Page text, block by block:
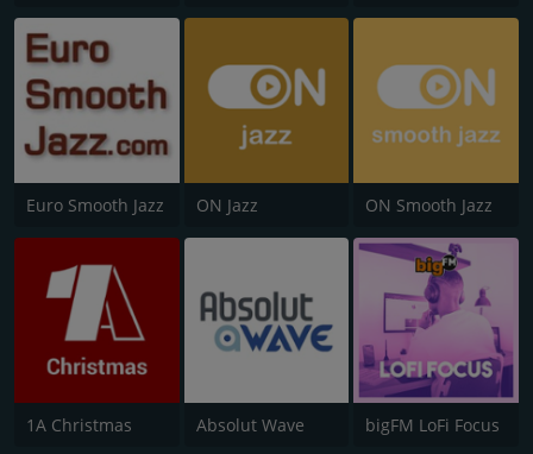
Euro Smooth Jazz ON Jazz ON Smooth Jazz
1A Christmas Absolut Wave bigFM LoFi Focus